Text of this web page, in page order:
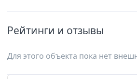
Рейтинги и отзывы
Для этого объекта пока нет